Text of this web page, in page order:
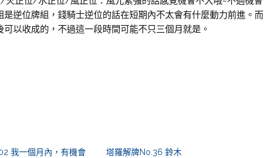
逆位牌組，錢騎士逆位的話在短期內不太會有什麼動力前進。而
以收成的，不過這一段時間可能不只三個月就是。
我一個月內，有機會
塔羅解牌No.36 鈴木